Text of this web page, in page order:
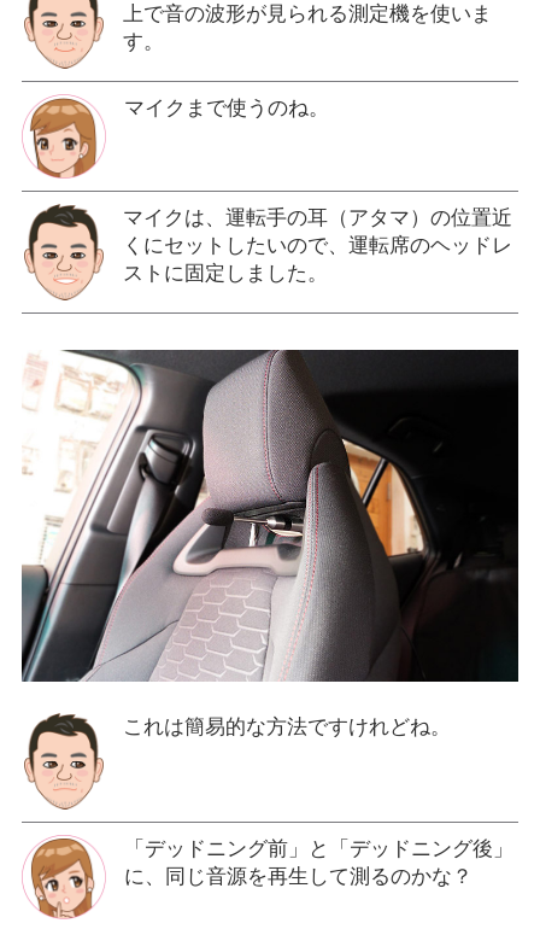
上で音の波形が見られる測定機を使いま
す。
マイクまで使うのね。
マイクは、運転手の耳（アタマ）の位置近
くにセットしたいので、運転席のヘッドレ
ストに固定しました。
これは簡易的な方法ですけれどね。
「デッドニング前」と「デッドニング後」
に、同じ音源を再生して測るのかな？